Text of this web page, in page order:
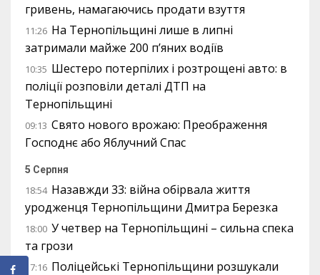
гривень, намагаючись продати взуття
11:26 На Тернопільщині лише в липні
затримали майже 200 п’яних водіїв
10:35 Шестеро потерпілих і розтрощені авто: в
поліції розповіли деталі ДТП на
Тернопільщині
09:13 Свято нового врожаю: Преображення
Господнє або Яблучний Спас
5 Серпня
18:54 Назавжди 33: війна обірвала життя
уродженця Тернопільщини Дмитра Березка
18:00 У четвер на Тернопільщині – сильна спека
та грози
17:16 Поліцейські Тернопільщини розшукали